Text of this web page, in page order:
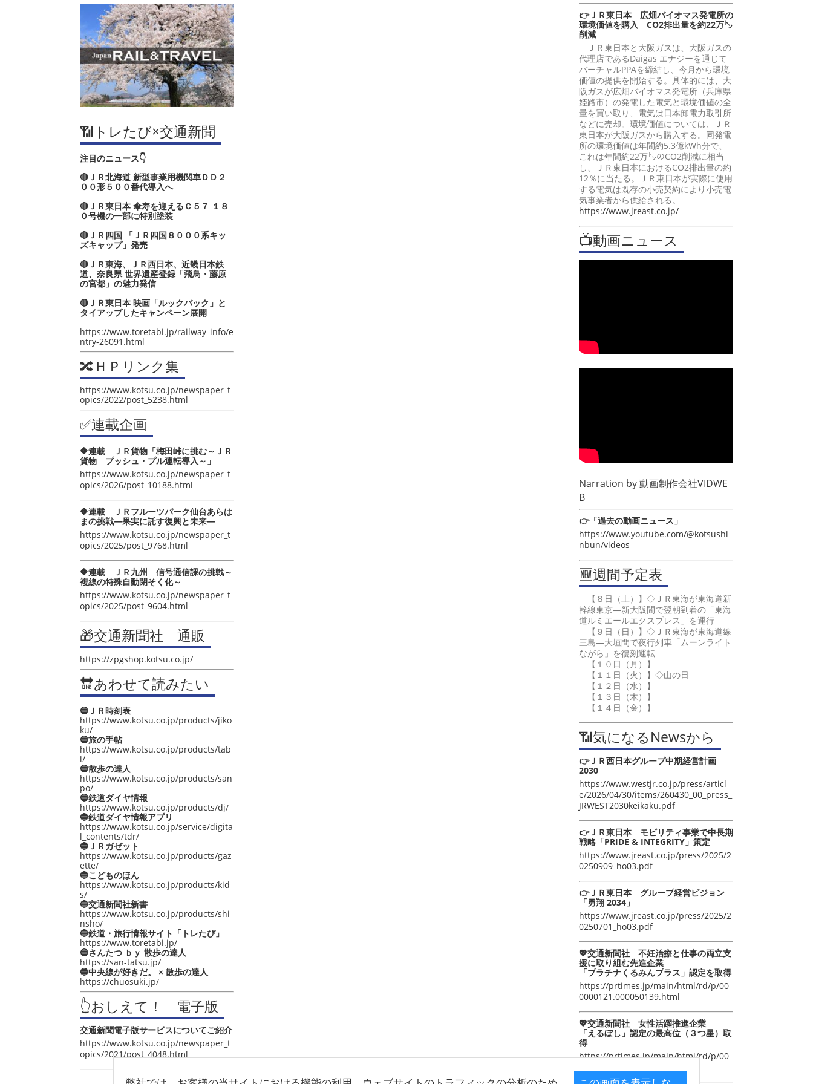
📶トレたび×交通新聞
注目のニュース👇
🔴ＪＲ北海道 新型事業用機関車ＤＤ２
００形５００番代導入へ
🔴ＪＲ東日本 傘寿を迎えるＣ５７ １８
０号機の一部に特別塗装
🔴ＪＲ四国 「ＪＲ四国８０００系キッ
ズキャップ」発売
🔴ＪＲ東海、ＪＲ西日本、近畿日本鉄
道、奈良県 世界遺産登録「飛鳥・藤原
の宮都」の魅力発信
🔴ＪＲ東日本 映画「ルックバック」と
タイアップしたキャンペーン展開
https://www.toretabi.jp/railway_info/e
ntry-26091.html
🔀ＨＰリンク集
https://www.kotsu.co.jp/newspaper_t
opics/2022/post_5238.html
✅連載企画
🔶連載 ＪＲ貨物「梅田峠に挑む～ＪＲ
貨物 プッシュ・プル運転導入～」
https://www.kotsu.co.jp/newspaper_t
opics/2026/post_10188.html
🔶連載 ＪＲフルーツパーク仙台あらは
まの挑戦―果実に託す復興と未来―
https://www.kotsu.co.jp/newspaper_t
opics/2025/post_9768.html
🔶連載 ＪＲ九州 信号通信課の挑戦～
複線の特殊自動閉そく化～
https://www.kotsu.co.jp/newspaper_t
opics/2025/post_9604.html
🎁交通新聞社 通販
https://zpgshop.kotsu.co.jp/
🔛あわせて読みたい
🔵ＪＲ時刻表
https://www.kotsu.co.jp/products/jiko
ku/
🔵旅の手帖
https://www.kotsu.co.jp/products/tab
i/
🔵散歩の達人
https://www.kotsu.co.jp/products/san
po/
🔵鉄道ダイヤ情報
https://www.kotsu.co.jp/products/dj/
🔵鉄道ダイヤ情報アプリ
https://www.kotsu.co.jp/service/digita
l_contents/tdr/
🔵ＪＲガゼット
https://www.kotsu.co.jp/products/gaz
ette/
🔵こどものほん
https://www.kotsu.co.jp/products/kid
s/
🔵交通新聞社新書
https://www.kotsu.co.jp/products/shi
nsho/
🔵鉄道・旅行情報サイト「トレたび」
https://www.toretabi.jp/
🔵さんたつ ｂｙ 散歩の達人
https://san-tatsu.jp/
🔵中央線が好きだ。 × 散歩の達人
https://chuosuki.jp/
👆おしえて！ 電子版
交通新聞電子版サービスについてご紹介
https://www.kotsu.co.jp/newspaper_t
opics/2021/post_4048.html
👉ＪＲ東日本 広畑バイオマス発電所の
環境価値を購入 CO2排出量を約22万㌧
削減
ＪＲ東日本と大阪ガスは、大阪ガスの
代理店であるDaigas エナジーを通じて
バーチャルPPAを締結し、今月から環境
価値の提供を開始する。具体的には、大
阪ガスが広畑バイオマス発電所（兵庫県
姫路市）の発電した電気と環境価値の全
量を買い取り、電気は日本卸電力取引所
などに売却。環境価値については、ＪＲ
東日本が大阪ガスから購入する。同発電
所の環境価値は年間約5.3億kWh分で、
これは年間約22万㌧のCO2削減に相当
し、ＪＲ東日本におけるCO2排出量の約
12％に当たる。ＪＲ東日本が実際に使用
する電気は既存の小売契約により小売電
気事業者から供給される。
https://www.jreast.co.jp/
📺動画ニュース
Narration by動画制作会社VIDWE
B
👉「過去の動画ニュース」
https://www.youtube.com/@kotsushi
nbun/videos
🆕週間予定表
【８日（土）】◇ＪＲ東海が東海道新
幹線東京―新大阪間で翌朝到着の「東海
道ルミエールエクスプレス」を運行
【９日（日）】◇ＪＲ東海が東海道線
三島―大垣間で夜行列車「ムーンライト
ながら」を復刻運転
【１０日（月）】
【１１日（火）】◇山の日
【１２日（水）】
【１３日（木）】
【１４日（金）】
📶気になるNewsから
👉ＪＲ西日本グループ中期経営計画
2030
https://www.westjr.co.jp/press/articl
e/2026/04/30/items/260430_00_press_
JRWEST2030keikaku.pdf
👉ＪＲ東日本 モビリティ事業で中長期
戦略「PRIDE & INTEGRITY」策定
https://www.jreast.co.jp/press/2025/2
0250909_ho03.pdf
👉ＪＲ東日本 グループ経営ビジョン
「勇翔 2034」
https://www.jreast.co.jp/press/2025/2
0250701_ho03.pdf
💖交通新聞社 不妊治療と仕事の両立支
援に取り組む先進企業
「プラチナくるみんプラス」認定を取得
https://prtimes.jp/main/html/rd/p/00
0000121.000050139.html
💖交通新聞社 女性活躍推進企業
「えるぼし」認定の最高位（３つ星）取
得
https://prtimes.jp/main/html/rd/p/00